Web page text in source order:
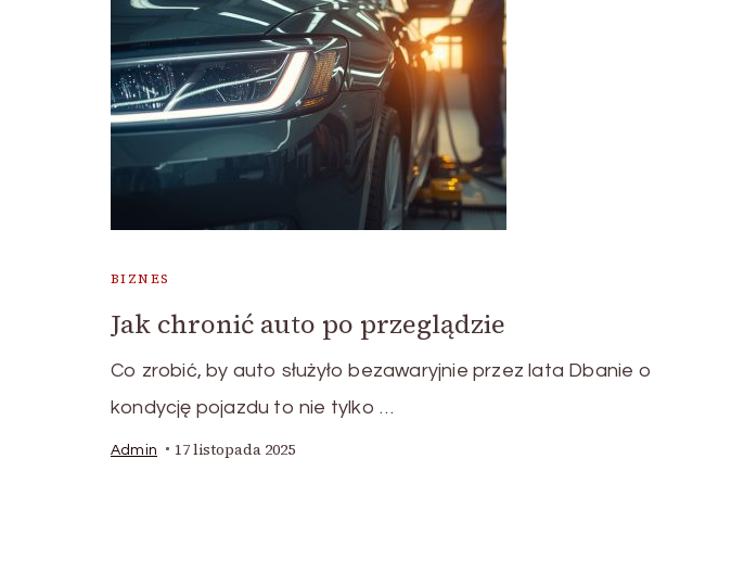
BIZNES
Jak chronić auto po przeglądzie
Co zrobić, by auto służyło bezawaryjnie przez lata Dbanie o
kondycję pojazdu to nie tylko …
Admin 17 listopada 2025